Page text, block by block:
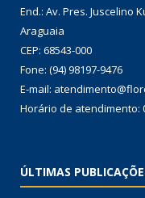
End.: Av. Pres. Juscelino
Araguaia
CEP: 68543-000
Fone: (94) 98197-9476
E-mail:
Horário de atendimento:
ÚLTIMAS